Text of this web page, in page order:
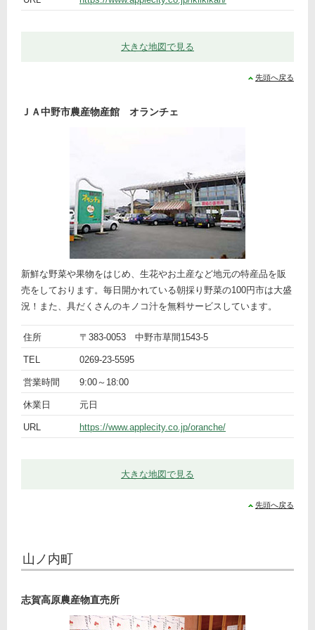
大きな地図で見る
先頭へ戻る
ＪＡ中野市農産物産館 オランチェ
新鮮な野菜や果物をはじめ、生花やお土産など地元の特産品を販
売をしております。毎日開かれている朝採り野菜の100円市は大盛
況！また、具だくさんのキノコ汁を無料サービスしています。
ト
ッ
ク
細
名
市農
産物
産
館
住所 〒383-0053 中野市草間1543-5
TEL 0269-23-5595
営業時間 9:00～18:00
休業日 元日
URL https://www.applecity.co.jp/oranche/
大きな地図で見る
先頭へ戻る
山ノ内町
志賀高原農産物直売所